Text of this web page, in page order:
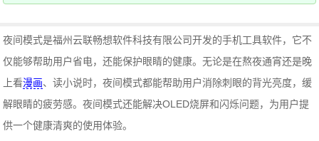
夜间模式是福州云联畅想软件科技有限公司开发的手机工具软件，它不
仅能够帮助用户省电，还能保护眼睛的健康。无论是在熬夜通宵还是晚
上看漫画、读小说时，夜间模式都能帮助用户消除刺眼的背光亮度，缓
解眼睛的疲劳感。夜间模式还能解决OLED烧屏和闪烁问题，为用户提
供一个健康清爽的使用体验。